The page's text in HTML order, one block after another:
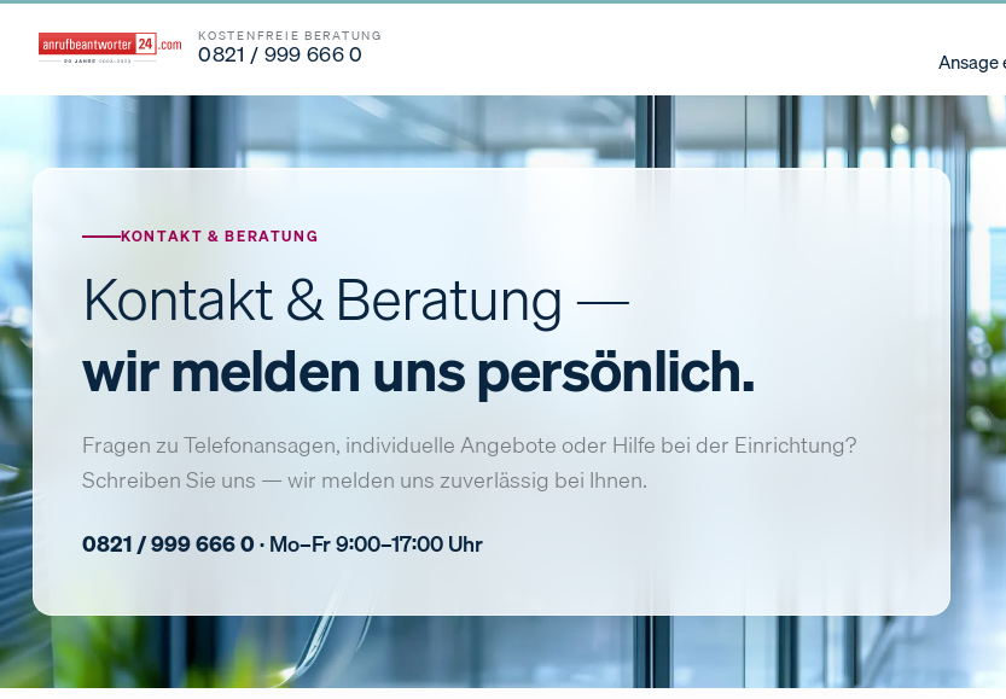
KOSTENFREIE BERATUNG
0821 / 999 666 0 Ansage
KONTAKT & BERATUNG
Kontakt & Beratung —
wir melden uns persönlich.
Fragen zu Telefonansagen, individuelle Angebote oder Hilfe bei der Einrichtung?
Schreiben Sie uns — wir melden uns zuverlässig bei Ihnen.
0821 / 999 666 0· Mo–Fr 9:00–17:00 Uhr